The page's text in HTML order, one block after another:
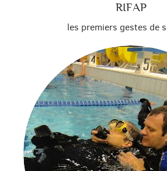
RIFAP
les premiers gestes de